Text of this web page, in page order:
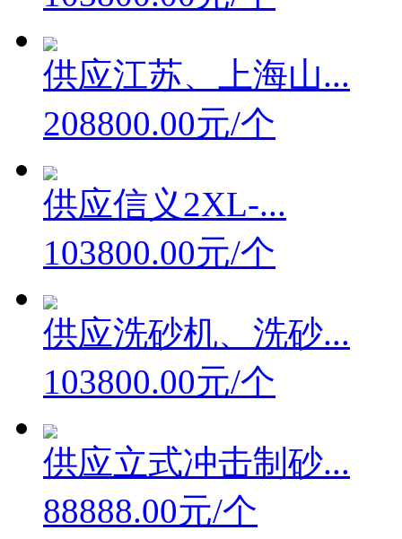
供应江苏、上海山...
208800.00元/个
供应信义2XL-...
103800.00元/个
供应洗砂机、洗砂...
103800.00元/个
供应立式冲击制砂...
88888.00元/个